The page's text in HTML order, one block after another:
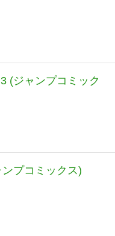
(ジャンプコミック
プコミックス)